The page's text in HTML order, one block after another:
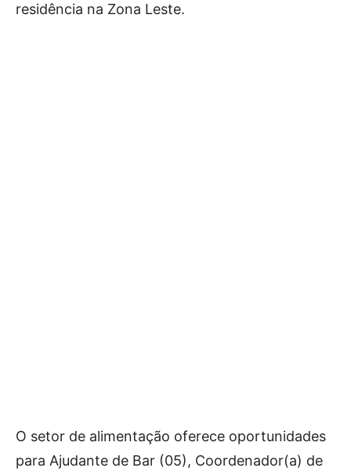
residência na Zona Leste.
O setor de alimentação oferece oportunidades
para Ajudante de Bar (05), Coordenador(a) de